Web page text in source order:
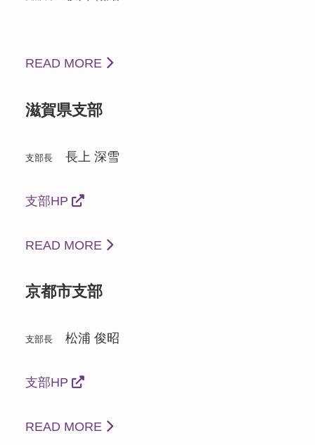
READ MORE
滋賀県支部
支部長長上 深雪
支部HP
READ MORE
京都市支部
支部長松浦 俊昭
支部HP
READ MORE